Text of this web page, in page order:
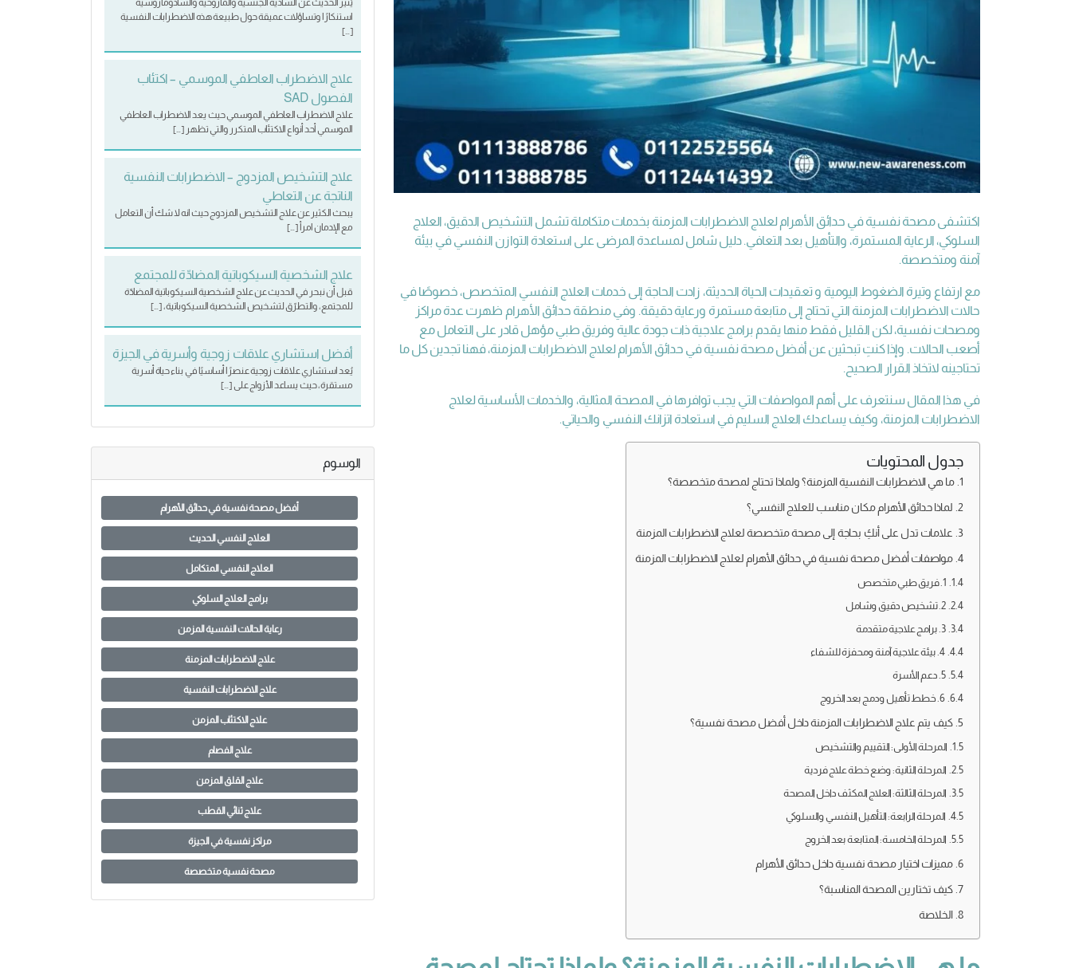
اكتشفى مصحة نفسية في حدائق الأهرام لعلاج الاضطرابات المزمنة بخدمات متكاملة تشمل التشخيص الدقيق، العلاج
السلوكي، الرعاية المستمرة، والتأهيل بعد التعافي. دليل شامل لمساعدة المرضى على استعادة التوازن النفسي في بيئة
آمنة ومتخصصة.
مع ارتفاع وتيرة الضغوط اليومية و تعقيدات الحياة الحديثة، زادت الحاجة إلى خدمات العلاج النفسي المتخصص، خصوصًا في
حالات الاضطرابات المزمنة التي تحتاج إلى متابعة مستمرة ورعاية دقيقة. وفي منطقة حدائق الأهرام ظهرت عدة مراكز
ومصحات نفسية، لكن القليل فقط منها يقدم برامج علاجية ذات جودة عالية وفريق طبي مؤهل قادر على التعامل مع
أصعب الحالات. وإذا كنتِ تبحثين عن أفضل مصحة نفسية في حدائق الأهرام لعلاج الاضطرابات المزمنة، فهنا تجدين كل ما
تحتاجينه لاتخاذ القرار الصحيح.
في هذا المقال سنتعرف على أهم المواصفات التي يجب توافرها في المصحة المثالية، والخدمات الأساسية لعلاج
الاضطرابات المزمنة، وكيف يساعدك العلاج السليم في استعادة اتزانك النفسي والحياتي.
جدول المحتويات
ما هي الاضطرابات النفسية المزمنة؟ ولماذا تحتاج لمصحة متخصصة؟
لماذا حدائق الأهرام مكان مناسب للعلاج النفسي؟
علامات تدل على أنكِ بحاجة إلى مصحة متخصصة لعلاج الاضطرابات المزمنة
مواصفات أفضل مصحة نفسية في حدائق الأهرام لعلاج الاضطرابات المزمنة
1. فريق طبي متخصص
2. تشخيص دقيق وشامل
3. برامج علاجية متقدمة
4. بيئة علاجية آمنة ومحفزة للشفاء
5. دعم الأسرة
6. خطط تأهيل ودمج بعد الخروج
كيف يتم علاج الاضطرابات المزمنة داخل أفضل مصحة نفسية؟
المرحلة الأولى: التقييم والتشخيص
المرحلة الثانية: وضع خطة علاج فردية
المرحلة الثالثة: العلاج المكثف داخل المصحة
المرحلة الرابعة: التأهيل النفسي والسلوكي
المرحلة الخامسة: المتابعة بعد الخروج
مميزات اختيار مصحة نفسية داخل حدائق الأهرام
كيف تختارين المصحة المناسبة؟
الخلاصة
يُثير الحديث عن السادية الجنسية والمازوخية والسادومازوشية
استنكارًا وتساؤلات عميقة حول طبيعة هذه الاضطرابات النفسية
[…]
علاج الاضطراب العاطفي الموسمي – اكتئاب
الفصول SAD
علاج الاضطراب العاطفي الموسمي حيث يعد الاضطراب العاطفي
الموسمي أحد أنواع الاكتئاب المتكرر والتي تظهر […]
علاج التشخيص المزدوج – الاضطرابات النفسية
الناتجة عن التعاطي
يبحث الكثير عن علاج التشخيص المزدوج حيث انه لا شك أن التعامل
مع الإدمان امرأ […]
علاج الشخصية السيكوباتية المضادّة للمجتمع
قبل أن نبحر في الحديث عن علاج الشخصية السيكوباتية المضادّة
للمجتمع، والتطرّق لتشخيص الشخصية السيكوباتية، […]
أفضل استشاري علاقات زوجية وأسرية في الجيزة
يُعد استشاري علاقات زوجية عنصرًا أساسيًا في بناء حياة أسرية
مستقرة، حيث يساعد الأزواج على […]
الوسوم
أفضل مصحة نفسية في حدائق الأهرام
العلاج النفسي الحديث
العلاج النفسي المتكامل
برامج العلاج السلوكي
رعاية الحالات النفسية المزمن
علاج الاضطرابات المزمنة
علاج الاضطرابات النفسية
علاج الاكتئاب المزمن
علاج الفصام
علاج القلق المزمن
علاج ثنائي القطب
مراكز نفسية في الجيزة
مصحة نفسية متخصصة